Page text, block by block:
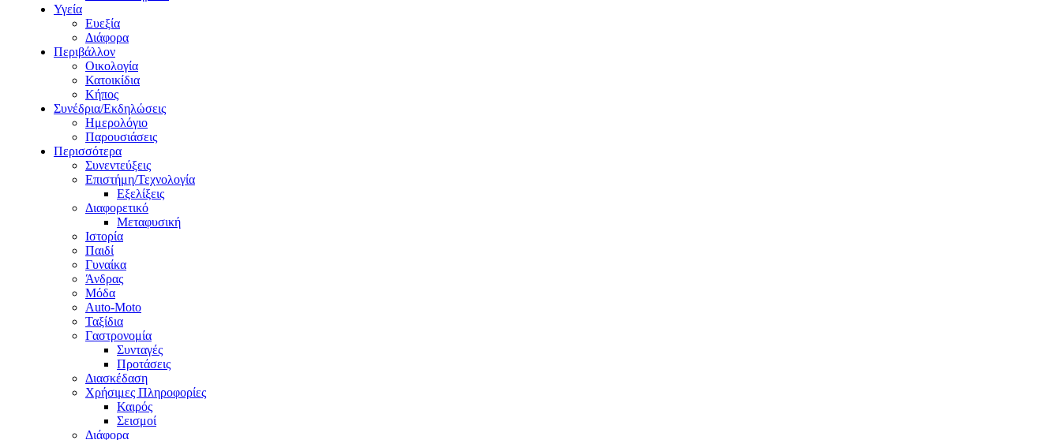
Υγεία
Ευεξία
Διάφορα
Περιβάλλον
Οικολογία
Κατοικίδια
Κήπος
Συνέδρια/Εκδηλώσεις
Ημερολόγιο
Παρουσιάσεις
Περισσότερα
Συνεντεύξεις
Επιστήμη/Τεχνολογία
Εξελίξεις
Διαφορετικό
Μεταφυσική
Ιστορία
Παιδί
Γυναίκα
Άνδρας
Μόδα
Auto-Moto
Ταξίδια
Γαστρονομία
Συνταγές
Προτάσεις
Διασκέδαση
Χρήσιμες Πληροφορίες
Καιρός
Σεισμοί
Διάφορα